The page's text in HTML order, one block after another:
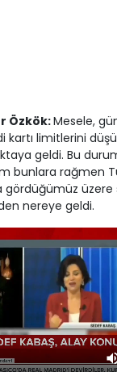
Özkök:Mesele,
kartı limitlerini
geldi. Bu
bunlara rağmen
gördüğümüz
nereye geldi.